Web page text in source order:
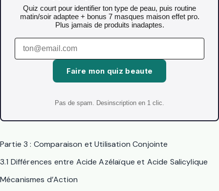
Quiz court pour identifier ton type de peau, puis routine
matin/soir adaptee + bonus 7 masques maison effet pro.
Plus jamais de produits inadaptes.
Faire mon quiz beaute
Pas de spam. Desinscription en 1 clic.
Partie 3 : Comparaison et Utilisation Conjointe
3.1 Différences entre Acide Azélaïque et Acide Salicylique
Mécanismes d’Action